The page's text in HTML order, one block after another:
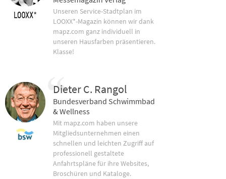
Unseren Service-Stadtplan im
LOOXX*-Magazin können wir dank
mapz.com ganz individuell in
unseren Hausfarben präsentieren.
Klasse!
Dieter C. Rangol
Bundesverband Schwimmbad
& Wellness
Mit mapz.com haben unsere
Mitgliedsunternehmen einen
schnellen und leichten Zugriff auf
professionell gestaltete
Anfahrtspläne für ihre Websites,
Broschüren und Kataloge.